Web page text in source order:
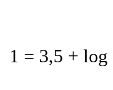
1 = 3,5 +